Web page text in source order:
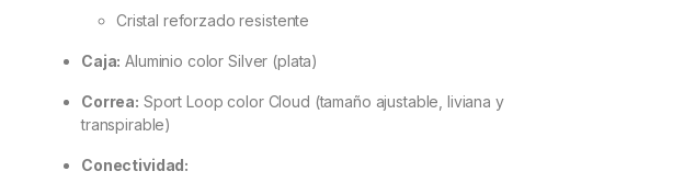
Cristal reforzado resistente
Caja: Aluminio color Silver (plata)
Correa: Sport Loop color Cloud (tamaño ajustable, liviana y
transpirable)
Conectividad: